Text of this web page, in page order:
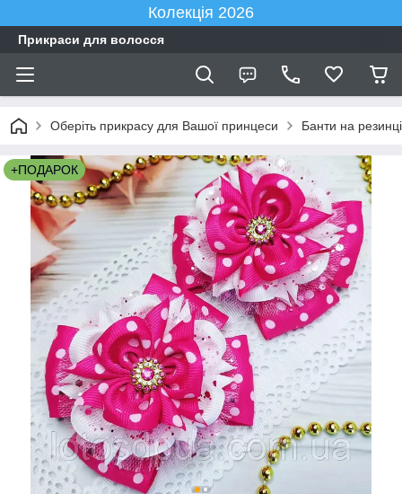
Колекція 2026
Прикраси для волосся
Оберіть прикрасу для Вашої принцеси Банти на резинці
+ПОДАРОК